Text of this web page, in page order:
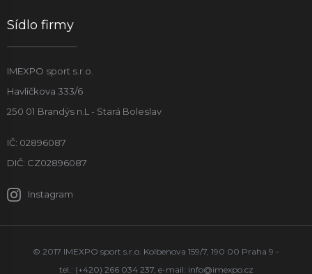
Sídlo firmy
IMEXPO sport s.r.o.
Havlíčkova 333/6
250 01 Brandýs n.L - Stará Boleslav
IČ: 02896087
DIČ: CZ02896087
Instagram
© 2017 IMEXPO sport s.r.o. Kolbenova 159/7, 190 00 Praha 9 -
tel.: (+420) 266 034 237, e-mail: info@imexpo.cz